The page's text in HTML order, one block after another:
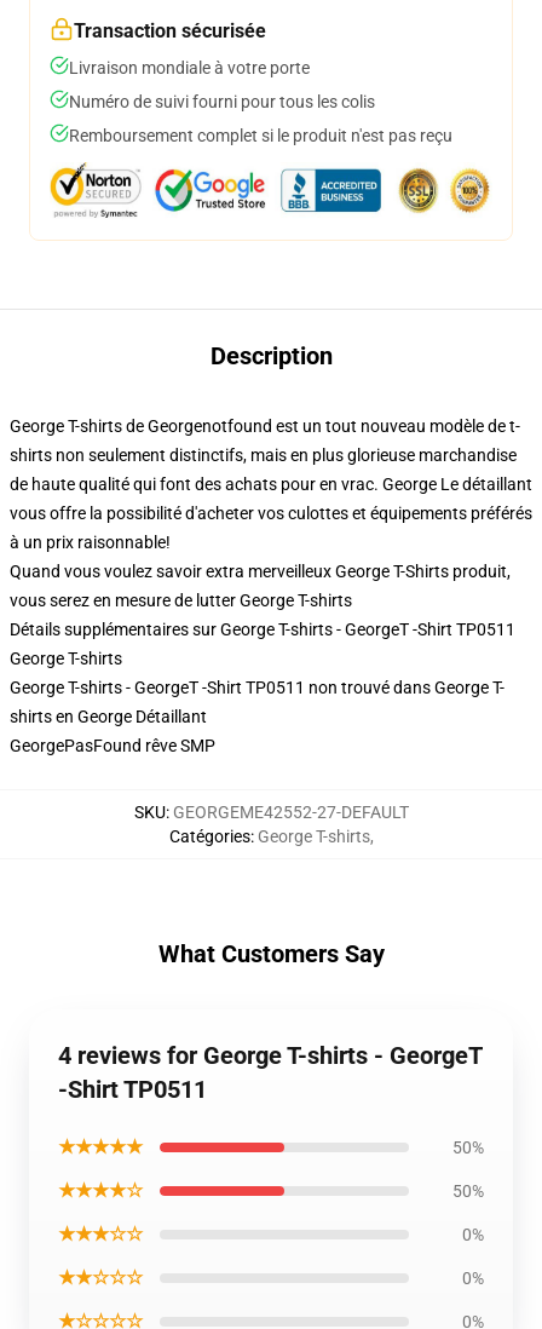
Transaction sécurisée
Livraison mondiale à votre porte
Numéro de suivi fourni pour tous les colis
Remboursement complet si le produit n'est pas reçu
Description
George T-shirts de Georgenotfound est un tout nouveau modèle de t-
shirts non seulement distinctifs, mais en plus glorieuse marchandise
de haute qualité qui font des achats pour en vrac. George Le détaillant
vous offre la possibilité d'acheter vos culottes et équipements préférés
à un prix raisonnable!
Quand vous voulez savoir extra merveilleux George T-Shirts produit,
vous serez en mesure de lutterGeorge T-shirts
Détails supplémentaires sur George T-shirts - GeorgeT -Shirt TP0511
George T-shirts
George T-shirts - GeorgeT -Shirt TP0511 non trouvé dans George T-
shirts en George Détaillant
GeorgePasFound rêve SMP
SKU: GEORGEME42552-27-DEFAULT
Catégories: George T-shirts,
What Customers Say
4 reviews for George T-shirts - GeorgeT
-Shirt TP0511
★★★★★ 50%
★★★★☆ 50%
★★★☆☆ 0%
★★☆☆☆ 0%
★☆☆☆☆ 0%